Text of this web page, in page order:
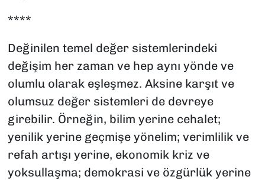
****
Değinilen temel değer sistemlerindeki
değişim her zaman ve hep aynı yönde ve
olumlu olarak eşleşmez. Aksine karşıt ve
olumsuz değer sistemleri de devreye
girebilir. Örneğin, bilim yerine cehalet;
yenilik yerine geçmişe yönelim; verimlilik ve
refah artışı yerine, ekonomik kriz ve
yoksullaşma; demokrasi ve özgürlük yerine